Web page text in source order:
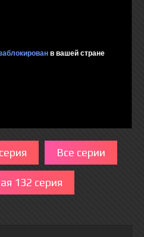
Все серии
132 серия